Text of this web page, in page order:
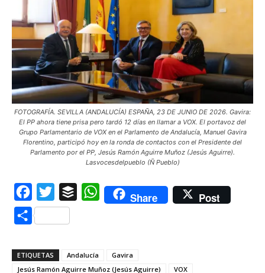
FOTOGRAFÍA. SEVILLA (ANDALUCÍA) ESPAÑA, 23 DE JUNIO DE 2026. Gavira:
El PP ahora tiene prisa pero tardó 12 días en llamar a VOX. El portavoz del
Grupo Parlamentario de VOX en el Parlamento de Andalucía, Manuel Gavira
Florentino, participó hoy en la ronda de contactos con el Presidente del
Parlamento por el PP, Jesús Ramón Aguirre Muñoz (Jesús Aguirre).
Lasvocesdelpueblo (Ñ Pueblo)
Facebook
Twitter Buffer WhatsAppShare Post
Compartir
ETIQUETAS Andalucía
Gavira
Jesús Ramón Aguirre Muñoz (Jesús Aguirre)
VOX